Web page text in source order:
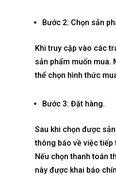
Bước 2: Chọn sản
Khi truy cập vào các
sản phẩm muốn mua.
thể chọn hình thức
Bước 3: Đặt hàng.
Sau khi chọn được
thông báo về việc tiếp
Nếu chọn thanh toán
này được khai báo